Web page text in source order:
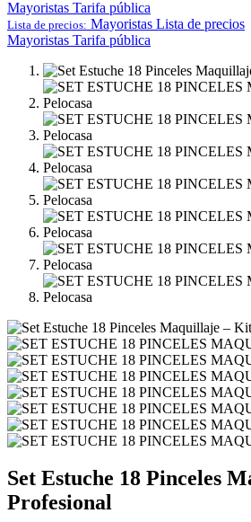
Mayoristas Tarifa pública
Lista de precios: Mayoristas Lista de precios
Mayoristas Tarifa pública
Set Estuche 18 Pinceles
Profesional